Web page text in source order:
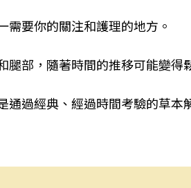
要你的關注和護理的地方。
腿部，隨著時間的推移可能變
過經典、經過時間考驗的草